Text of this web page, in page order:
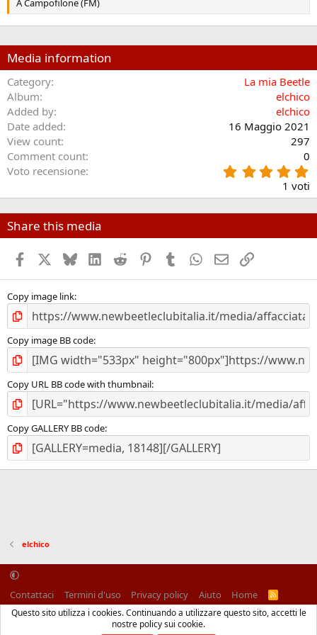
A Campofilone (FM)
Media information
Category
La mia Beetle
Album
elchico
Added by
elchico
Date added
16 Maggio 2021
View count
297
Comment count
0
Voto recensione
0
0
t
e
1 voti
Share this media
FacebookX (Twitter)
BlueskyLinkedInReddit PinterestTumblr WhatsApp
EmailLink
Copy image link
Copy image BB code
Copy URL BB code with thumbnail
Copy GALLERY BB code
elchico
Contattaci Termini d'uso Privacy policy Aiuto Home
R
S
S
Community platform by XenForo® © 2010-2025 XenForo Ltd.
Questo sito utilizza i cookies. Continuando a utilizzare questo sito, accetti le
nostre policy sui cookie.